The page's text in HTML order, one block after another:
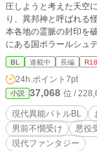
圧しようと考えた天空
り、異邦神と呼ばれる
本各地の霊脈の封印を
にある国ポラールシュ
者や科学者などを派遣
に選ばれた者のみが持
戦していた。特に悪の
オンが直接出てきた場
している。そんなある
最初は愛無しの若干Ｓ
川奈津生様主催の『現
の味方側の科学者×悪の
BL 連載中 長編 R18
24h.ポイント 7pt
小説 37,068 位 /
現代異能バトルBL
男前不憫受け
悪役
現代ファンタジー